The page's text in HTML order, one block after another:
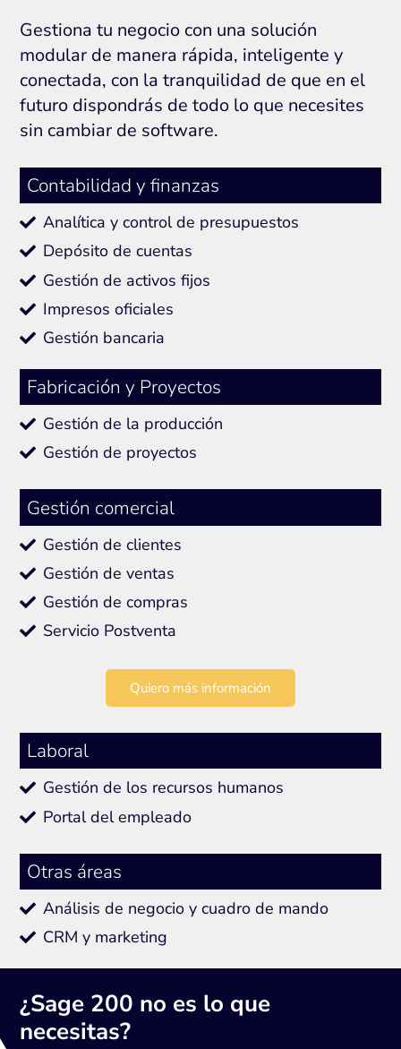
Gestiona tu negocio con una solución
modular de manera rápida, inteligente y
conectada, con la tranquilidad de que en el
futuro dispondrás de todo lo que necesites
sin cambiar de software.
Contabilidad y finanzas
Analítica y control de presupuestos
Depósito de cuentas
Gestión de activos fijos
Impresos oficiales
Gestión bancaria
Fabricación y Proyectos
Gestión de la producción
Gestión de proyectos
Gestión comercial
Gestión de clientes
Gestión de ventas
Gestión de compras
Servicio Postventa
Quiero más información
Laboral
Gestión de los recursos humanos
Portal del empleado
Otras áreas
Análisis de negocio y cuadro de mando
CRM y marketing
¿Sage 200 no es lo que
necesitas?